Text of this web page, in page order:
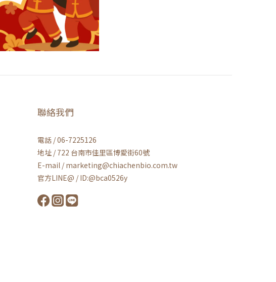
聯絡我們
電話 / 06-7225126
地址 / 722 台南市佳里區博愛街60號
E-mail / marketing@chiachenbio.com.tw
官方LINE@ / ID:@bca0526y